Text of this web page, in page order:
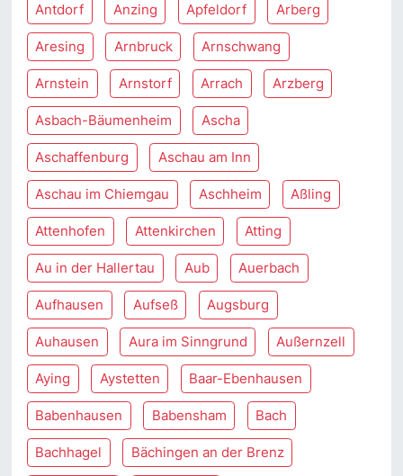
Antdorf Anzing Apfeldorf Arberg
Aresing Arnbruck Arnschwang
Arnstein Arnstorf Arrach Arzberg
Asbach-Bäumenheim Ascha
Aschaffenburg Aschau am Inn
Aschau im Chiemgau Aschheim Aßling
Attenhofen Attenkirchen Atting
Au in der Hallertau Aub Auerbach
Aufhausen Aufseß Augsburg
Auhausen Aura im Sinngrund Außernzell
Aying Aystetten Baar-Ebenhausen
Babenhausen Babensham Bach
Bachhagel Bächingen an der Brenz